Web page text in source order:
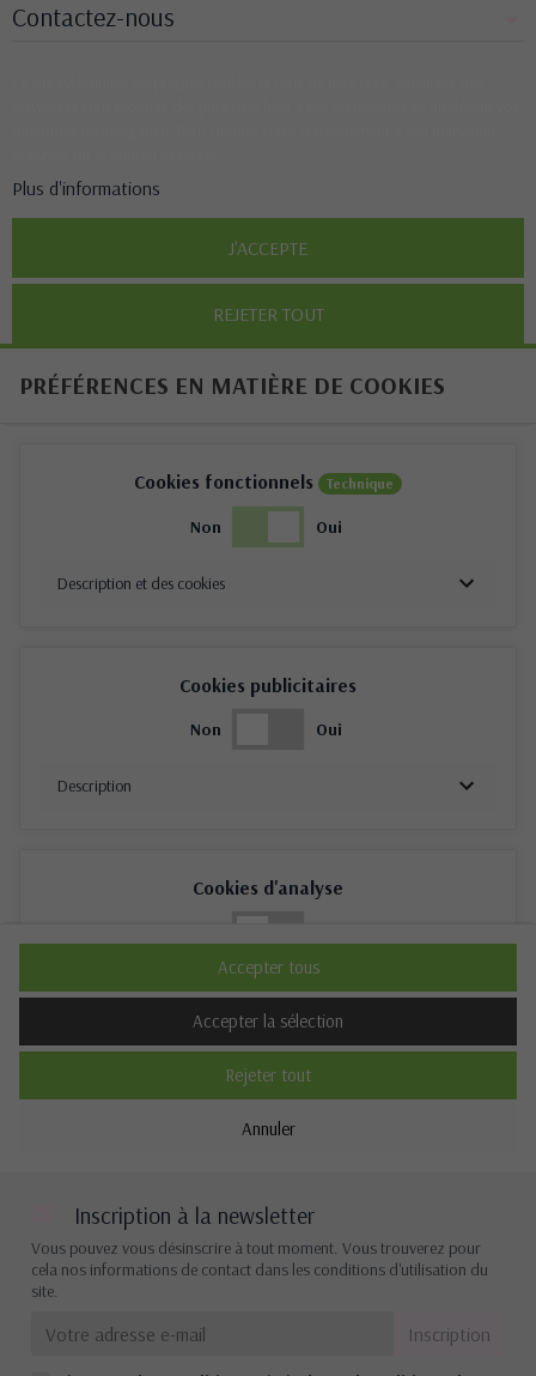
Contactez-nous
Plus d'informations
REJETER TOUT
J'ACCEPTE
PRÉFÉRENCES EN MATIÈRE DE COOKIES
Cookies fonctionnels Technique
Non Oui
Description et des cookies
Cookies publicitaires
Non Oui
Description
Cookies d'analyse
Description
Cookies de performance
Non
Annuler
Rejeter tout
Accepter la sélection
Accepter tous
Inscription à la newsletter
Vous pouvez vous désinscrire à tout moment. Vous trouverez pour
cela nos informations de contact dans les conditions d'utilisation du
site.